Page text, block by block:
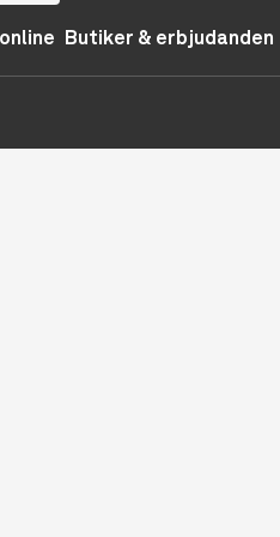
Butiker & erbjudanden